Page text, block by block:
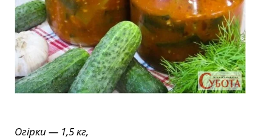
Огірки — 1,5 кг,